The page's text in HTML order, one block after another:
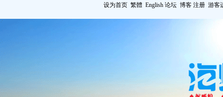
设为首页 繁體 English 论坛 博客 注册 游客